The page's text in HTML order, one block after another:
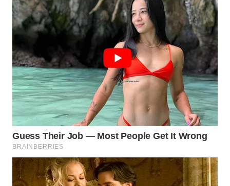
Wahana
Media
Group
WAHANA
NEWS
WAHANA
TANI
WAHANA
ADVOKAT
WAHANA
INFRASTRUKTUR